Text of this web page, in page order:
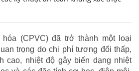
hóa (CPVC) đã trở thành một loại
trọng do chi phí tương đối thấp,
cao, nhiệt độ gây biến dạng nhiệt